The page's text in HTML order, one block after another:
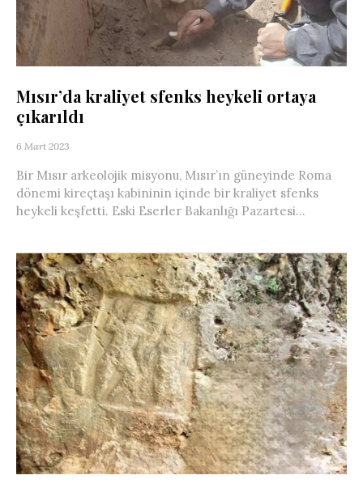
Mısır’da kraliyet sfenks heykeli ortaya
çıkarıldı
6 Mart 2023
Bir Mısır arkeolojik misyonu, Mısır’ın güneyinde Roma
dönemi kireçtaşı kabininin içinde bir kraliyet sfenks
heykeli keşfetti. Eski Eserler Bakanlığı Pazartesi...